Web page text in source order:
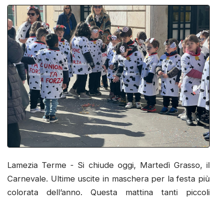
Lamezia Terme - Si chiude oggi, Martedì Grasso, il
Carnevale. Ultime uscite in maschera per la festa più
colorata dell’anno. Questa mattina tanti piccoli